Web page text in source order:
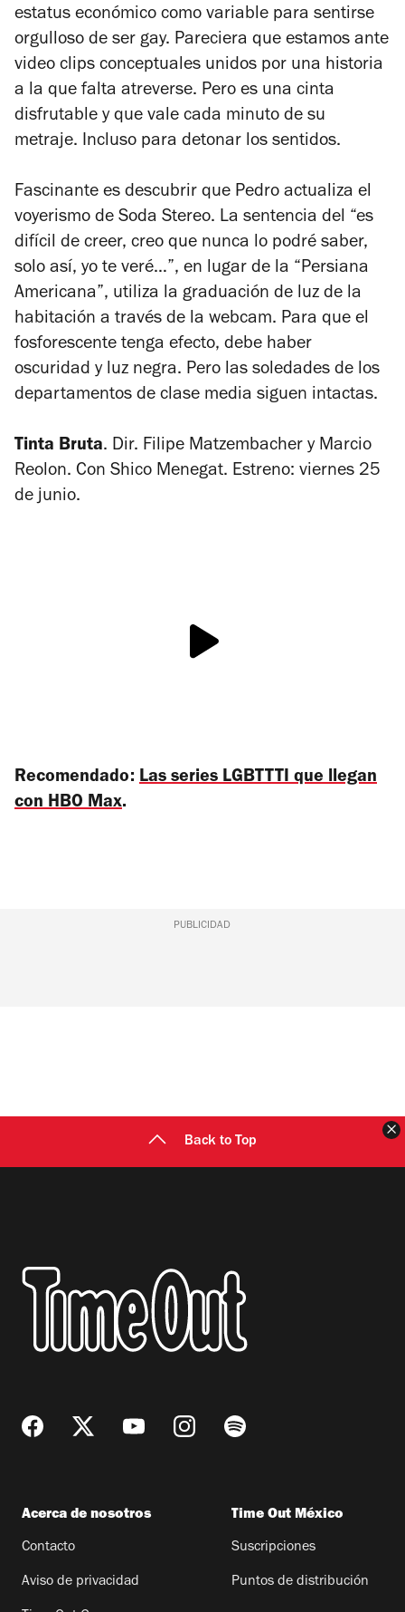
estatus económico como variable para sentirse
orgulloso de ser gay. Pareciera que estamos ante
video clips conceptuales unidos por una historia
a la que falta atreverse. Pero es una cinta
disfrutable y que vale cada minuto de su
metraje. Incluso para detonar los sentidos.
Fascinante es descubrir que Pedro actualiza el
voyerismo de Soda Stereo. La sentencia del “es
difícil de creer, creo que nunca lo podré saber,
solo así, yo te veré…”, en lugar de la “Persiana
Americana”, utiliza la graduación de luz de la
habitación a través de la webcam. Para que el
fosforescente tenga efecto, debe haber
oscuridad y luz negra. Pero las soledades de los
departamentos de clase media siguen intactas.
Tinta Bruta. Dir. Filipe Matzembacher y Marcio
Reolon. Con Shico Menegat. Estreno: viernes 25
de junio.
Recomendado: Las series LGBTTTI que llegan
con HBO Max.
PUBLICIDAD
Back to Top
Acerca de nosotros
Contacto
Aviso de privacidad
Time Out México
Suscripciones
Puntos de distribución